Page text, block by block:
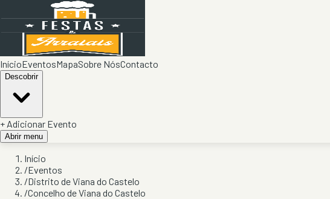
InícioEventosMapaSobre NósContacto
Descobrir
+ Adicionar Evento
Abrir menu
Início
/Eventos
/Distrito de Viana do Castelo
/Concelho de Viana do Castelo